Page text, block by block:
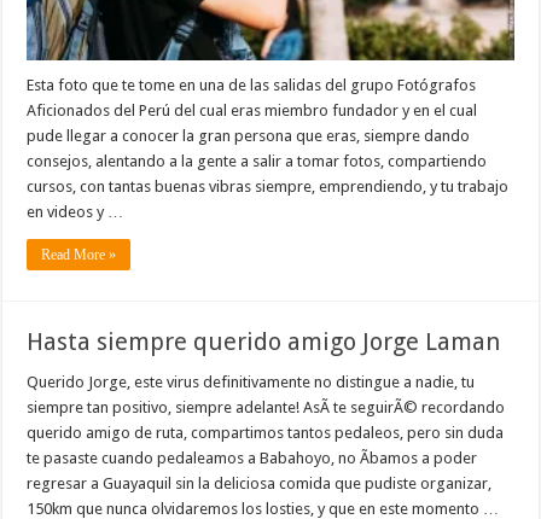
Esta foto que te tome en una de las salidas del grupo Fotógrafos
Aficionados del Perú del cual eras miembro fundador y en el cual
pude llegar a conocer la gran persona que eras, siempre dando
consejos, alentando a la gente a salir a tomar fotos, compartiendo
cursos, con tantas buenas vibras siempre, emprendiendo, y tu trabajo
en videos y …
Read More »
Hasta siempre querido amigo Jorge Laman
Querido Jorge, este virus definitivamente no distingue a nadie, tu
siempre tan positivo, siempre adelante! AsÃ­ te seguirÃ© recordando
querido amigo de ruta, compartimos tantos pedaleos, pero sin duda
te pasaste cuando pedaleamos a Babahoyo, no Ã­bamos a poder
regresar a Guayaquil sin la deliciosa comida que pudiste organizar,
150km que nunca olvidaremos los losties, y que en este momento …